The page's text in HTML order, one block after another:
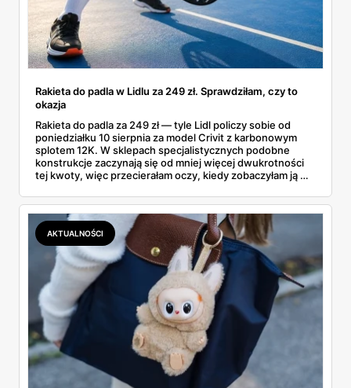
Rakieta do padla w Lidlu za 249 zł. Sprawdziłam, czy to
okazja
Rakieta do padla za 249 zł — tyle Lidl policzy sobie od
poniedziałku 10 sierpnia za model Crivit z karbonowym
splotem 12K. W sklepach specjalistycznych podobne
konstrukcje zaczynają się od mniej więcej dwukrotności
tej kwoty, więc przecierałam oczy, kiedy zobaczyłam ją w
najszybciej rosnący sport w Polsce: kortów przybywa
lawinowo, a chętnych jeszcze szybciej. Sprawdziłam, co
dokładnie dostajemy za te pieniądze i komu taka rakieta
faktycznie wystarczy.
AKTUALNOŚCI